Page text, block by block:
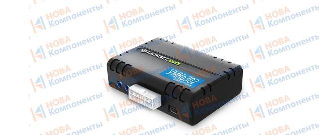
Приборные панели
Распродажа
Видеонаблюдение на транспорте
GPS и ГЛОНАСС трекеры
Датчики уровня топлива
Тахографы
Элементы питания
GPS/GSM Антенны
Автоклимат
Датчики скорости